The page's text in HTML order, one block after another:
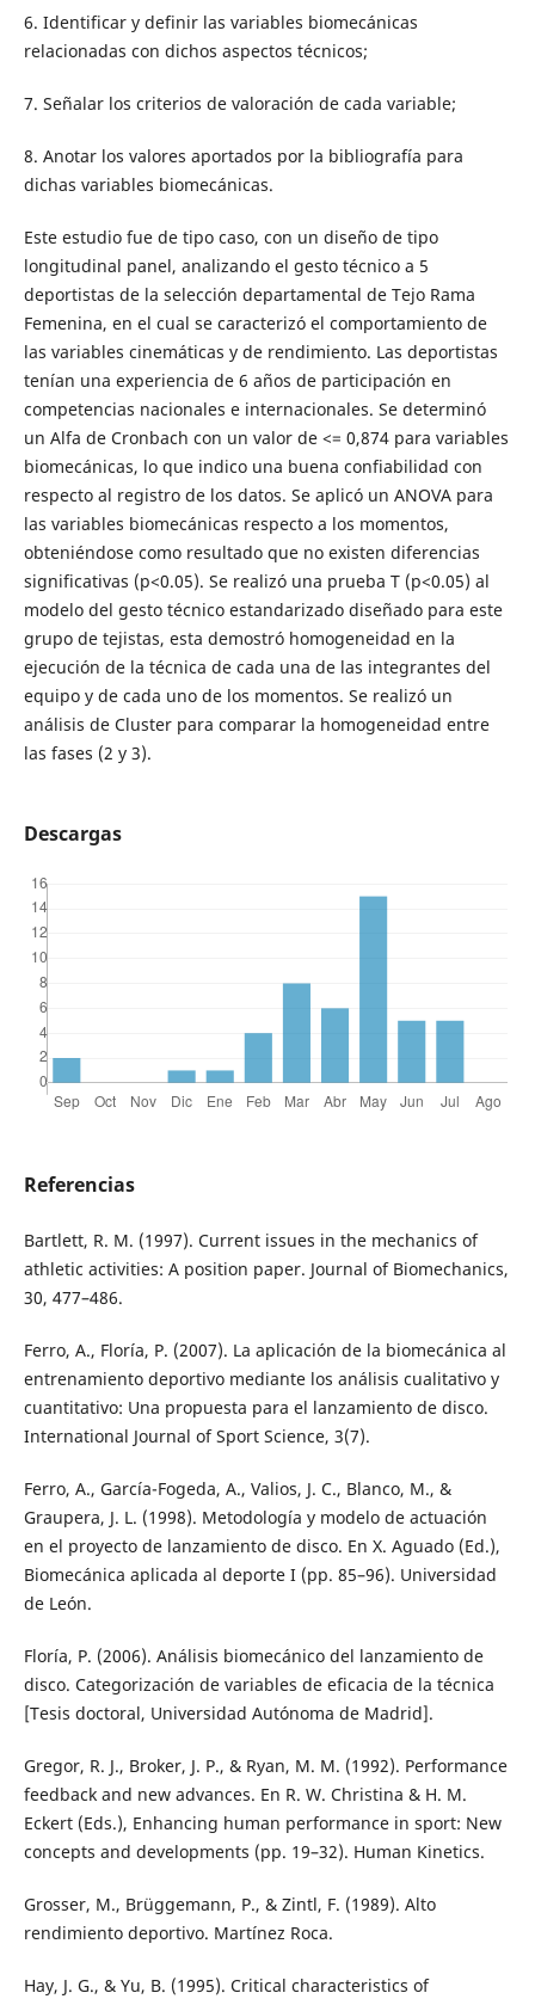
6. Identificar y definir las variables biomecánicas
relacionadas con dichos aspectos técnicos;
7. Señalar los criterios de valoración de cada variable;
8. Anotar los valores aportados por la bibliografía para
dichas variables biomecánicas.
Este estudio fue de tipo caso, con un diseño de tipo
longitudinal panel, analizando el gesto técnico a 5
deportistas de la selección departamental de Tejo Rama
Femenina, en el cual se caracterizó el comportamiento de
las variables cinemáticas y de rendimiento. Las deportistas
tenían una experiencia de 6 años de participación en
competencias nacionales e internacionales. Se determinó
un Alfa de Cronbach con un valor de <= 0,874 para variables
biomecánicas, lo que indico una buena confiabilidad con
respecto al registro de los datos. Se aplicó un ANOVA para
las variables biomecánicas respecto a los momentos,
obteniéndose como resultado que no existen diferencias
significativas (p<0.05). Se realizó una prueba T (p<0.05) al
modelo del gesto técnico estandarizado diseñado para este
grupo de tejistas, esta demostró homogeneidad en la
ejecución de la técnica de cada una de las integrantes del
equipo y de cada uno de los momentos. Se realizó un
análisis de Cluster para comparar la homogeneidad entre
las fases (2 y 3).
Descargas
Referencias
Bartlett, R. M. (1997). Current issues in the mechanics of
athletic activities: A position paper. Journal of Biomechanics,
30, 477–486.
Ferro, A., Floría, P. (2007). La aplicación de la biomecánica al
entrenamiento deportivo mediante los análisis cualitativo y
cuantitativo: Una propuesta para el lanzamiento de disco.
International Journal of Sport Science, 3(7).
Ferro, A., García-Fogeda, A., Valios, J. C., Blanco, M., &
Graupera, J. L. (1998). Metodología y modelo de actuación
en el proyecto de lanzamiento de disco. En X. Aguado (Ed.),
Biomecánica aplicada al deporte I (pp. 85–96). Universidad
de León.
Floría, P. (2006). Análisis biomecánico del lanzamiento de
disco. Categorización de variables de eficacia de la técnica
[Tesis doctoral, Universidad Autónoma de Madrid].
Gregor, R. J., Broker, J. P., & Ryan, M. M. (1992). Performance
feedback and new advances. En R. W. Christina & H. M.
Eckert (Eds.), Enhancing human performance in sport: New
concepts and developments (pp. 19–32). Human Kinetics.
Grosser, M., Brüggemann, P., & Zintl, F. (1989). Alto
rendimiento deportivo. Martínez Roca.
Hay, J. G., & Yu, B. (1995). Critical characteristics of